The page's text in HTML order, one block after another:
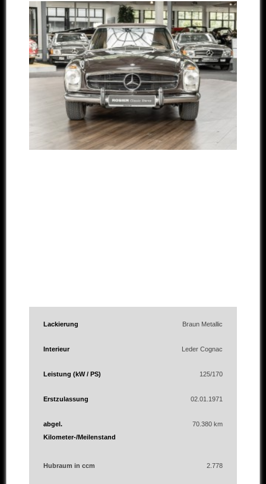
Lackierung Braun Metallic
Interieur Leder Cognac
Leistung (kW / PS) 125/170
Erstzulassung 02.01.1971
abgel.
Kilometer-/Meilenstand
70.380 km
Hubraum in ccm 2.778